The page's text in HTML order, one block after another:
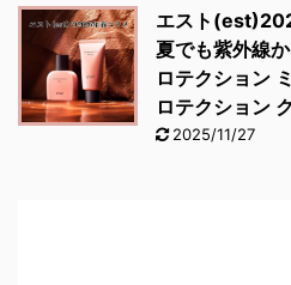
エスト
夏でも紫外線
ロテクション
ロテクション
2025/11/27